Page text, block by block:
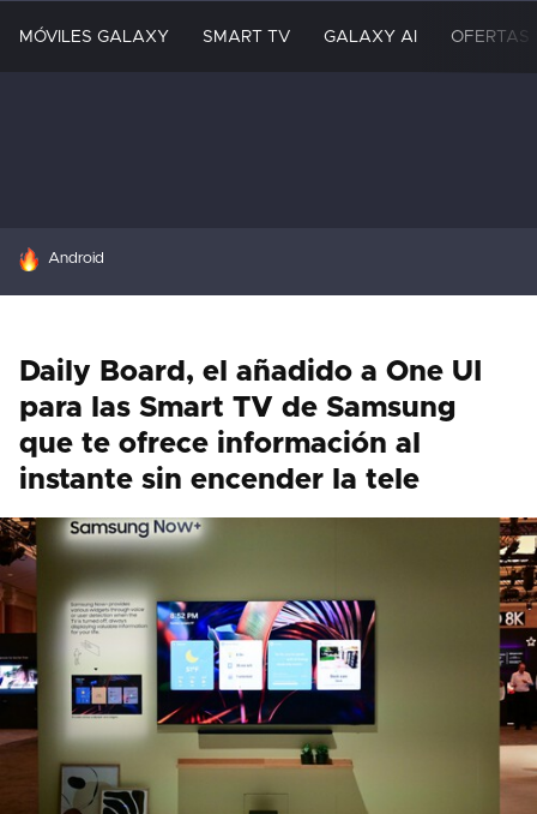
MÓVILES GALAXY SMART TV GALAXY AI OFERTAS
HOY SE HABLA DE
Android
Daily Board, el añadido a One UI
para las Smart TV de Samsung
que te ofrece información al
instante sin encender la tele